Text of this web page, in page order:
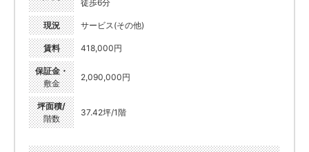
徒歩6分
現況 サービス(その他)
賃料 418,000円
保証金・
敷金
2,090,000円
坪面積/
階数
37.42坪/1階